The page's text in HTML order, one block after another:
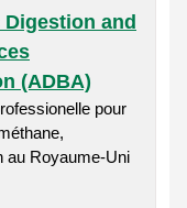
and
(ADBA)
pour
au Royaume-Uni